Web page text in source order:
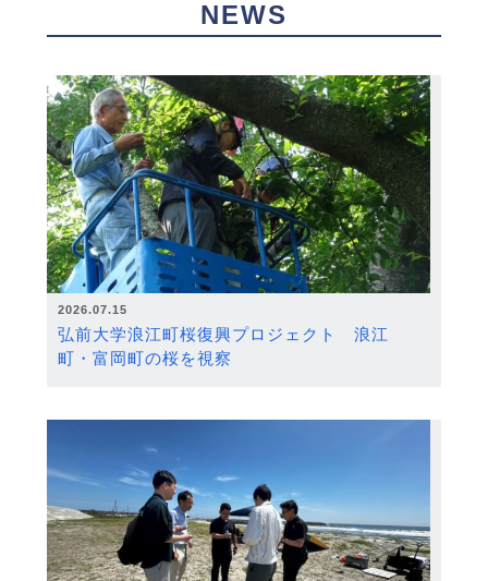
NEWS
2026.07.15
弘前大学浪江町桜復興プロジェクト 浪江
町・富岡町の桜を視察